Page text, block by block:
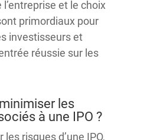
et le choix
primordiaux pour
investisseurs et
réussie sur les
les
à une IPO ?
risques d’une IPO,